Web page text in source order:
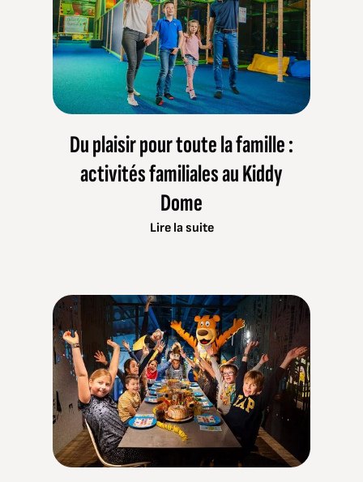
Du plaisir pour toute la famille :
activités familiales au Kiddy
Dome
Lire la suite